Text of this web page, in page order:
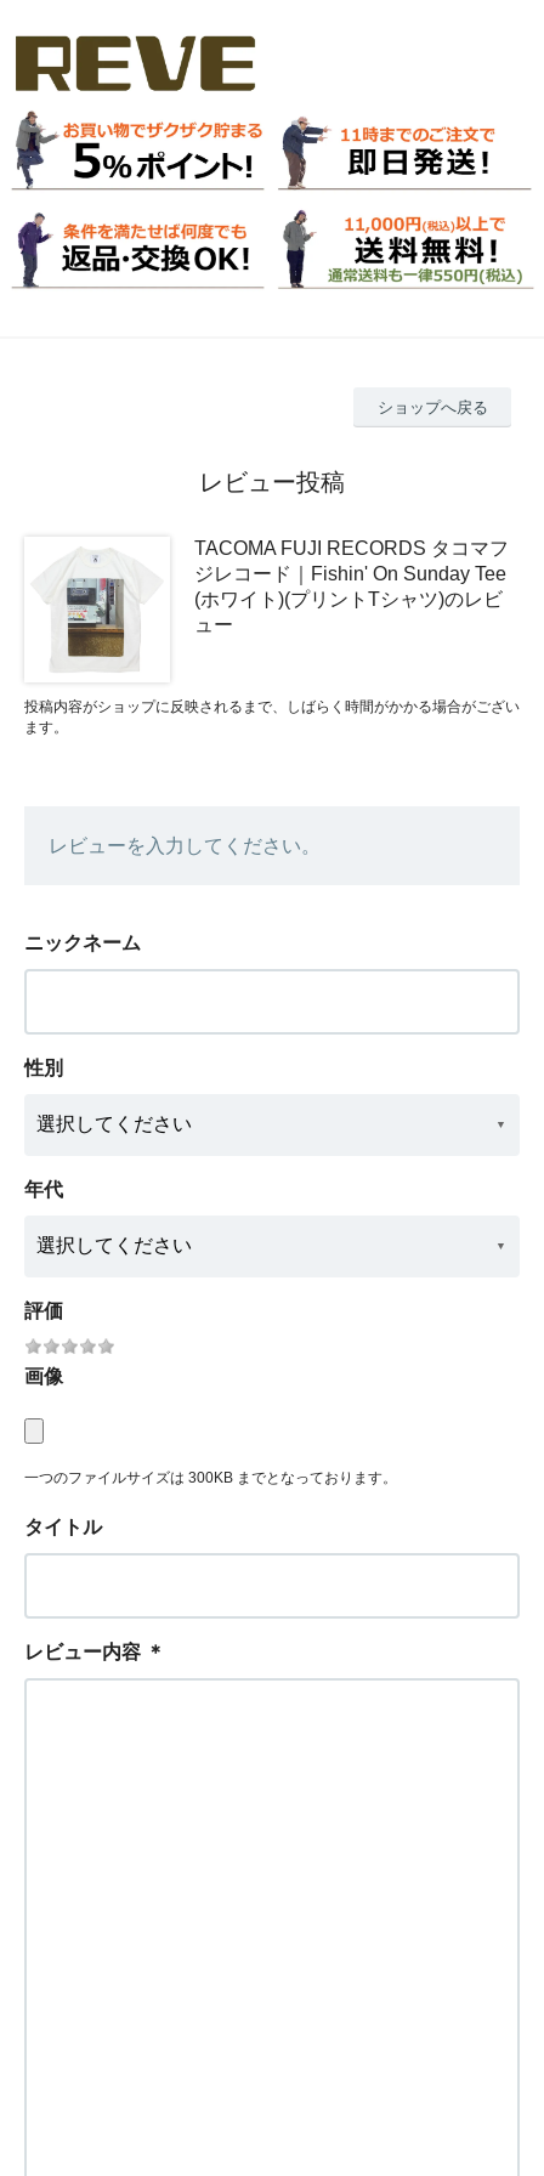
ショップへ戻る
レビュー投稿
TACOMA FUJI RECORDS タコマフ
ジレコード｜Fishin' On Sunday Tee
(ホワイト)(プリントTシャツ)のレビ
ュー
投稿内容がショップに反映されるまで、しばらく時間がかかる場合がござい
ます。
レビューを入力してください。
ニックネーム
性別
年代
評価
画像
一つのファイルサイズは 300KB までとなっております。
タイトル
レビュー内容 ＊